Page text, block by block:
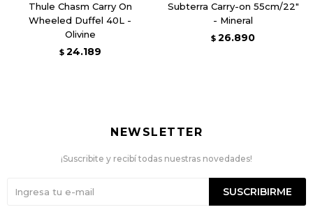
Thule Chasm Carry On
Wheeled Duffel 40L -
Olivine
$ 24.189
Subterra Carry-on 55cm/22"
- Mineral
$ 26.890
NEWSLETTER
¡Suscribite y recibí todas nuestras novedades!
SUSCRIBIRME